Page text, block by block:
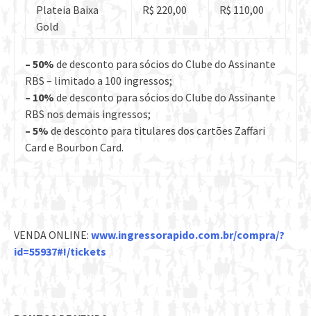
Plateia Baixa
Gold
R$ 220,00 R$ 110,00
– 50% de desconto para sócios do Clube do Assinante
RBS – limitado a 100 ingressos;
– 10% de desconto para sócios do Clube do Assinante
RBS nos demais ingressos;
– 5% de desconto para titulares dos cartões Zaffari
Card e Bourbon Card.
VENDA ONLINE: www.ingressorapido.com.br/compra/?
id=55937#!/tickets